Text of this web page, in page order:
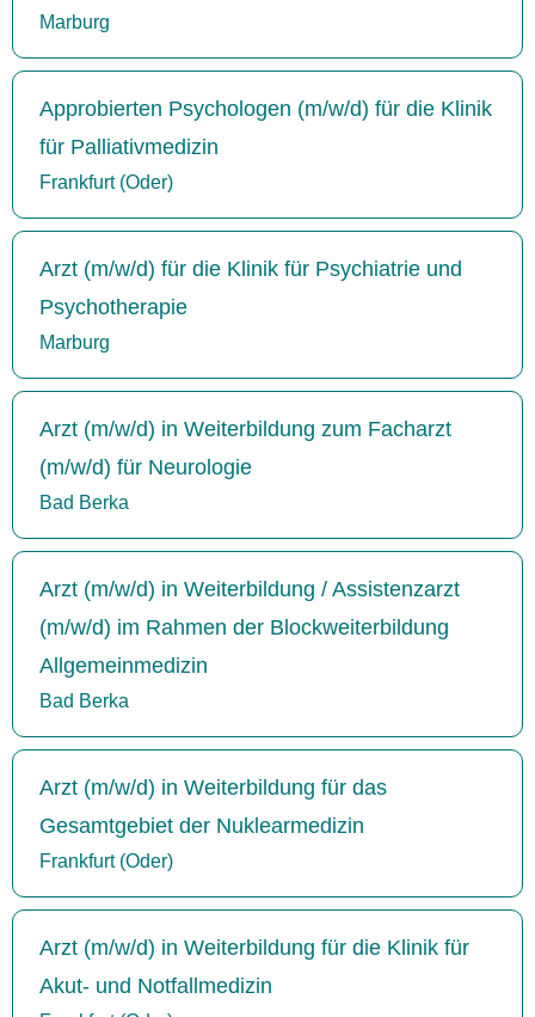
Marburg
Approbierten Psychologen (m/w/d) für die Klinik
für Palliativmedizin
Frankfurt (Oder)
Arzt (m/w/d) für die Klinik für Psychiatrie und
Psychotherapie
Marburg
Arzt (m/w/d) in Weiterbildung zum Facharzt
(m/w/d) für Neurologie
Bad Berka
Arzt (m/w/d) in Weiterbildung / Assistenzarzt
(m/w/d) im Rahmen der Blockweiterbildung
Allgemeinmedizin
Bad Berka
Arzt (m/w/d) in Weiterbildung für das
Gesamtgebiet der Nuklearmedizin
Frankfurt (Oder)
Arzt (m/w/d) in Weiterbildung für die Klinik für
Akut- und Notfallmedizin